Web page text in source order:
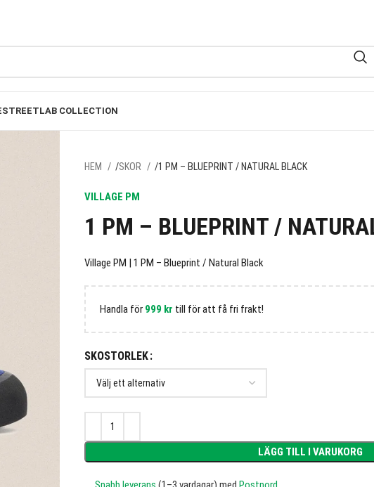
STREETLAB COLLECTION
HEM SKOR 1 PM – BLUEPRINT / NATURAL BLACK
VILLAGE PM
1 PM – BLUEPRINT /
Village PM | 1 PM – Blueprint / Natural Black
Handla för 999 kr till för att få fri frakt!
SKOSTORLEK
LÄGG TILL I VARUKORG